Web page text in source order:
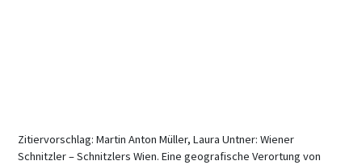
Zitiervorschlag: Martin Anton Müller, Laura Untner: Wiener
Schnitzler – Schnitzlers Wien. Eine geografische Verortung von